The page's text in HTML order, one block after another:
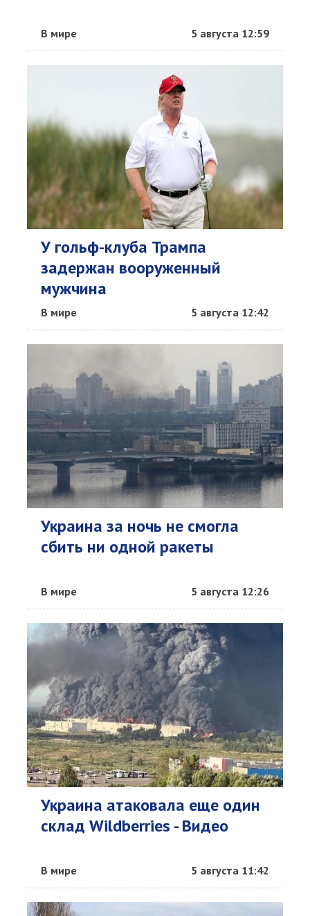
В мире 5 августа 12:59
У гольф-клуба Трампа
задержан вооруженный
мужчина
В мире 5 августа 12:42
Украина за ночь не смогла
сбить ни одной ракеты
В мире 5 августа 12:26
Украина атаковала еще один
склад Wildberries - Видео
В мире 5 августа 11:42